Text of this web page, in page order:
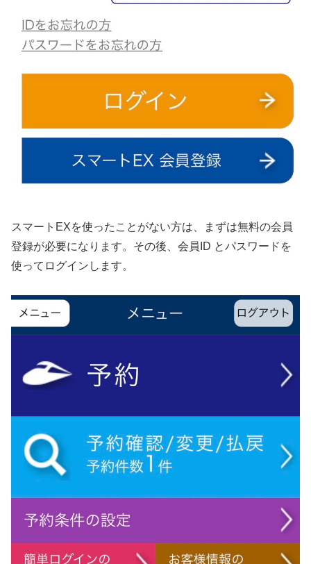
スマートEXを使ったことがない方は、まずは無料の会員
登録が必要になります。その後、会員ID とパスワードを
使ってログインします。